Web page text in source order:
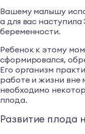
Вашему малышу
а для вас
беременности.
Ребенок к этому
сформировался,
Его организм
работе и жизни вне
необходимо
плода.
Развитие плода